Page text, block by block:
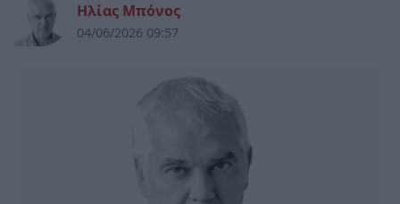
Ηλίας Μπόνος
04/06/2026 09:57